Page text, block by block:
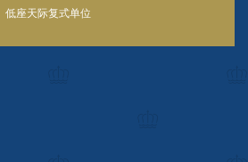
低座天际复式单位